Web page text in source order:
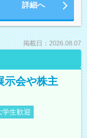
詳細へ
掲載日：2026.08.07
示会や株主
学生歓迎